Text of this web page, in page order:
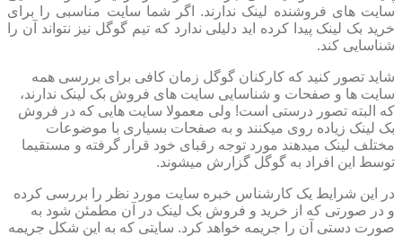
سایت های فروشنده لینک ندارند. اگر شما سایت مناسبی را برای
خرید بک لینک پیدا کرده اید دلیلی ندارد که تیم گوگل نیز نتواند آن را
شناسایی کند.
شاید تصور کنید که کارکنان گوگل زمان کافی برای بررسی همه
سایت ها و صفحات و شناسایی سایت های فروش بک لینک ندارند،
که البته تصور درستی است! ولی معمولا سایت هایی که در فروش
بک لینک زیاده روی میکنند و به صفحات بسیاری با موضوعات
مختلف لینک میدهند مورد توجه رقبای خود قرار گرفته و مستقیما
توسط این افراد به گوگل گزارش میشوند.
در این شرایط یک کارشناس خبره سایت مورد نظر را بررسی کرده
و در صورتی که از خرید و فروش بک لینک در آن مطمئن شود به
صورت دستی آن را جریمه خواهد کرد. سایتی که به این شکل جریمه